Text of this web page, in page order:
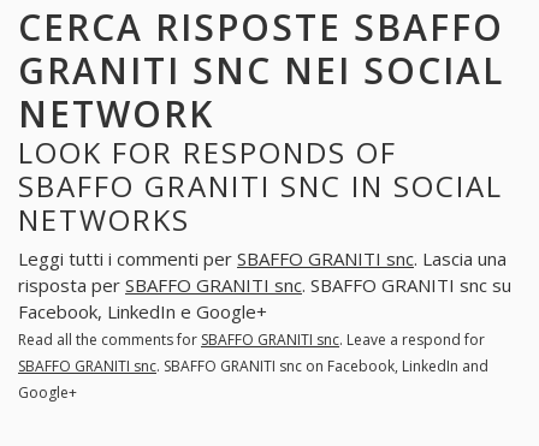
CERCA RISPOSTE SBAFFO
GRANITI SNC NEI SOCIAL
NETWORK
LOOK FOR RESPONDS OF
SBAFFO GRANITI SNC IN SOCIAL
NETWORKS
Leggi tutti i commenti per SBAFFO GRANITI snc. Lascia una
risposta per SBAFFO GRANITI snc. SBAFFO GRANITI snc su
Facebook, LinkedIn e Google+
Read all the comments for SBAFFO GRANITI snc. Leave a respond for
SBAFFO GRANITI snc. SBAFFO GRANITI snc on Facebook, LinkedIn and
Google+